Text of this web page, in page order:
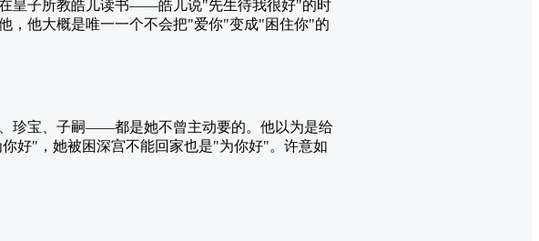
皇子所教皓儿读书——皓儿说"先生待我很好"的时
，他大概是唯一一个不会把"爱你"变成"困住你"的
珍宝、子嗣——都是她不曾主动要的。他以为是给
好"，她被困深宫不能回家也是"为你好"。许意如